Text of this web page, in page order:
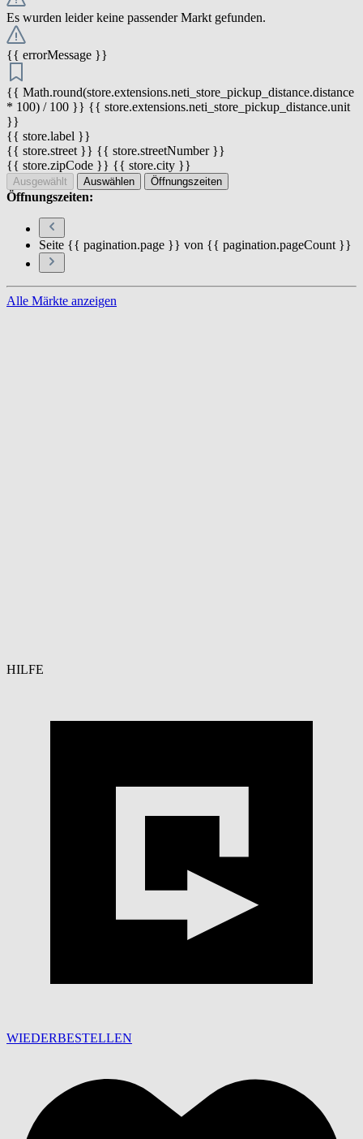
Es wurden leider keine passender Markt gefunden.
{{ errorMessage }}
{{ Math.round(store.extensions.neti_store_pickup_distance.distance
* 100) / 100 }} {{ store.extensions.neti_store_pickup_distance.unit
}}
{{ store.label }}
{{ store.street }} {{ store.streetNumber }}
{{ store.zipCode }} {{ store.city }}
Ausgewählt Auswählen Öffnungszeiten
Öffnungszeiten:
Seite {{ pagination.page }} von {{ pagination.pageCount }}
Alle Märkte anzeigen
HILFE
WIEDERBESTELLEN